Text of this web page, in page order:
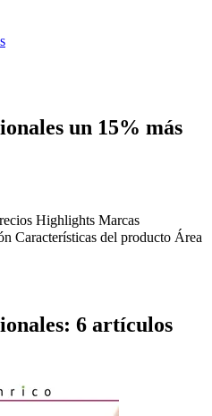
un 15% más
Highlights Marcas
Características del producto Área
6 artículos